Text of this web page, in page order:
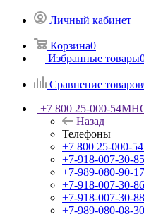
Личный кабинет
Корзина0
Избранные товары
Сравнение товаров
+7 800 25-000-54
Назад
Телефоны
+7 800 25-000-54
+7-918-007-30-85
+7-989-080-90-17
+7-918-007-30-86
+7-918-007-30-88
+7-989-080-08-30